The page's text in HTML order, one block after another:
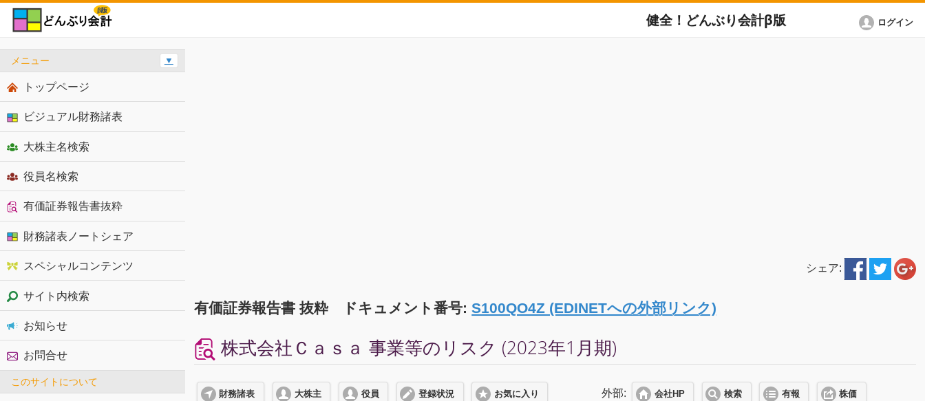
健全！どんぶり会計β版 ログイン
シェア:
有価証券報告書 抜粋 ドキュメント番号:S100QO4Z (EDINETへの外部リンク)
株式会社Ｃａｓａ 事業等のリスク (2023年1月期)
財務諸表 大株主 役員 登録状況 お気に入り 外部: 会社HP 検索 有報 株価
メニュー ▼
トップページ
ビジュアル財務諸表
大株主名検索
役員名検索
有価証券報告書抜粋
財務諸表ノートシェア
スペシャルコンテンツ
サイト内検索
お知らせ
お問合せ
このサイトについて